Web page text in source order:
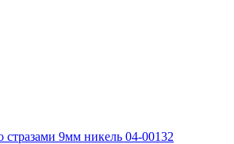
9мм никель 04-00132